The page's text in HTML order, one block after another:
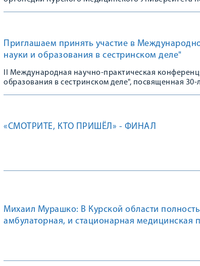
Приглашаем принять участие в
науки и образования в сестринском деле"
II Международная научно-практическая
образования в сестринском деле", посвященная
«СМОТРИТЕ, КТО ПРИШЁЛ» - ФИНАЛ
Михаил Мурашко: В Курской области
амбулаторная, и стационарная медицинская